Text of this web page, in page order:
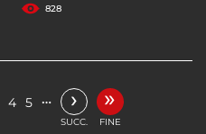
828
4 5 … ›
SUCC.
»
FINE